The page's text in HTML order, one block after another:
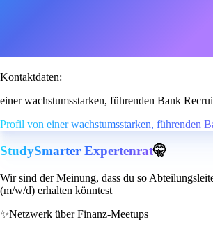
Kontaktdaten:
einer wachstumsstarken, führenden Bank
Profil von einer wachstumsstarken, führenden
StudySmarter Expertenrat🤫
Wir sind der Meinung, dass du so
(m/w/d) erhalten könntest
✨Netzwerk über Finanz-Meetups